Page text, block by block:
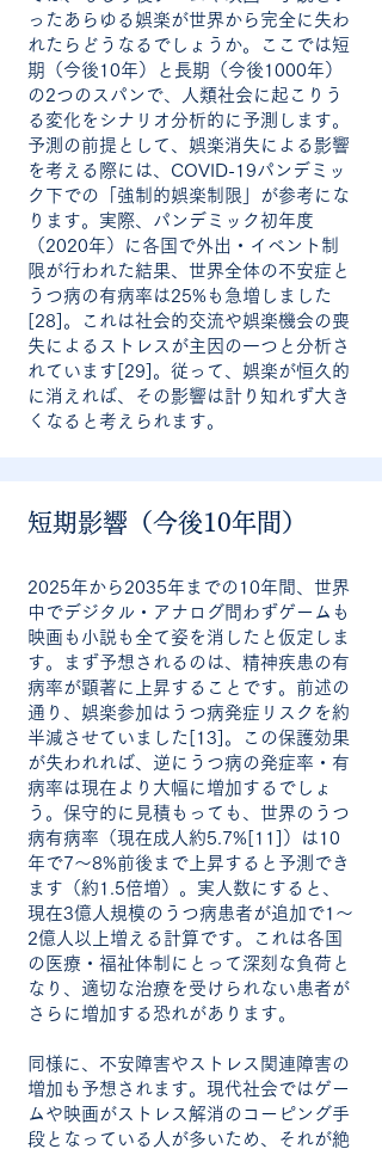
ったあらゆる娯楽が世界から完全に失わ
れたらどうなるでしょうか。ここでは短
期（今後10年）と長期（今後1000年）
の2つのスパンで、人類社会に起こりう
る変化をシナリオ分析的に予測します。
予測の前提として、娯楽消失による影響
を考える際には、COVID-19パンデミッ
ク下での「強制的娯楽制限」が参考にな
ります。実際、パンデミック初年度
（2020年）に各国で外出・イベント制
限が行われた結果、世界全体の不安症と
うつ病の有病率は25%も急増しました
[28]。これは社会的交流や娯楽機会の喪
失によるストレスが主因の一つと分析さ
れています[29]。従って、娯楽が恒久的
に消えれば、その影響は計り知れず大き
くなると考えられます。
短期影響（今後10年間）
2025年から2035年までの10年間、世界
中でデジタル・アナログ問わずゲームも
映画も小説も全て姿を消したと仮定しま
す。まず予想されるのは、精神疾患の有
病率が顕著に上昇することです。前述の
通り、娯楽参加はうつ病発症リスクを約
半減させていました[13]。この保護効果
が失われれば、逆にうつ病の発症率・有
病率は現在より大幅に増加するでしょ
う。保守的に見積もっても、世界のうつ
病有病率（現在成人約5.7%[11]）は10
年で7～8%前後まで上昇すると予測でき
ます（約1.5倍増）。実人数にすると、
現在3億人規模のうつ病患者が追加で1～
2億人以上増える計算です。これは各国
の医療・福祉体制にとって深刻な負荷と
なり、適切な治療を受けられない患者が
さらに増加する恐れがあります。
同様に、不安障害やストレス関連障害の
増加も予想されます。現代社会ではゲー
ムや映画がストレス解消のコーピング手
段となっている人が多いため、それが絶